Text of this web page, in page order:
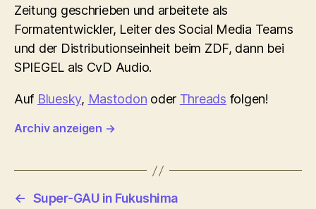
Zeitung geschrieben und arbeitete als
Formatentwickler, Leiter des Social Media Teams
und der Distributionseinheit beim ZDF, dann bei
SPIEGEL als CvD Audio.
Auf Bluesky, Mastodon oder Threads folgen!
Archiv anzeigen →
← Super-GAU in Fukushima